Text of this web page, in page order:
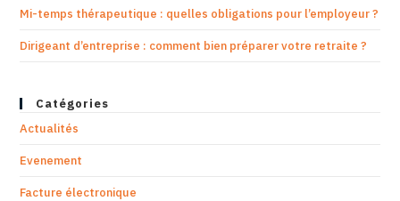
Mi-temps thérapeutique : quelles obligations pour l’employeur ?
Dirigeant d’entreprise : comment bien préparer votre retraite ?
Catégories
Actualités
Evenement
Facture électronique